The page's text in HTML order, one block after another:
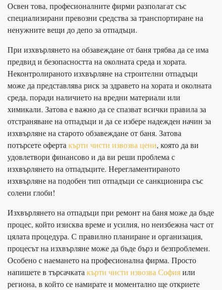
Освен това, професионалните фирми разполагат със
специализирани превозни средства за транспортиране на
ненужните вещи до депо за отпадъци.
При изхвърлянето на обзавеждане от баня трябва да се има
предвид и безопасността на околната среда и хората.
Неконтролираното изхвърляне на строителни отпадъци
може да представлява риск за здравето на хората и околната
среда, поради наличието на вредни материали или
химикали. Затова е важно да се спазват всички правила за
отстраняване на отпадъци и да се избере надежден начин за
изхвърляне на старото обзавеждане от баня. Затова
потърсете офертакърти чисти извозва цени, която да ви
удовлетвори финансово и да ви реши проблема с
изхвърлянето на отпадъците. Нерегламентираното
изхвърляне на подобен тип отпадъци се санкционира със
солени глоби!
Изхвърлянето на отпадъци при ремонт на баня може да бъде
процес, който изисква време и усилия, но неизбежна част от
цялата процедура. С правилно планиране и организация,
процесът на изхвърляне може да бъде бърз и безпроблемен.
Особено с наемането на професионална фирма. Просто
напишете в търсачкатакърти чисти извозва Софияили
региона, в който се намирате и моментално ще откриете